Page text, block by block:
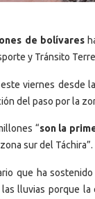
de bolívares
y Tránsito
viernes desde
del paso por la
“son la
sur del Táchira”.
que ha
lluvias porque